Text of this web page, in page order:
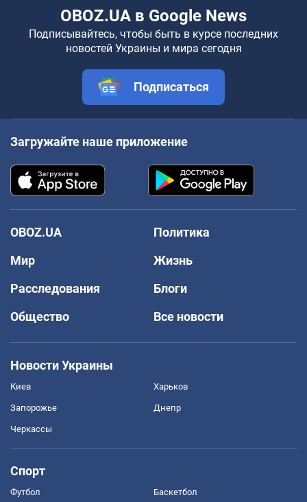
OBOZ.UA в Google News
Подписывайтесь, чтобы быть в курсе последних
новостей Украины и мира сегодня
Подписаться
Загружайте наше приложение
OBOZ.UA
Политика
Мир
Жизнь
Расследования
Блоги
Общество
Все новости
Новости Украины
Киев Харьков
Запорожье Днепр
Черкассы
Спорт
Футбол Баскетбол